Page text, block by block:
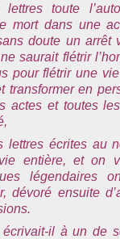
toute
mort dans une
doute un arrêt
saurait flétrir
pour flétrir une
transformer en
actes et toutes
lettres écrites au
entière, et on
légendaires
dévoré ensuite
il à un de